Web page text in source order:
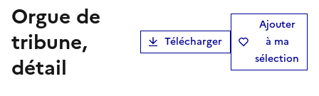
orgue de
tribune,
détail
Télécharger
Ajouter
à ma
sélection